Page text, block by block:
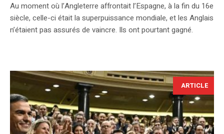
Au moment où l’Angleterre affrontait l’Espagne, à la fin du 16e
siècle, celle-ci était la superpuissance mondiale, et les Anglais
n’étaient pas assurés de vaincre. Ils ont pourtant gagné.
ARTICLE